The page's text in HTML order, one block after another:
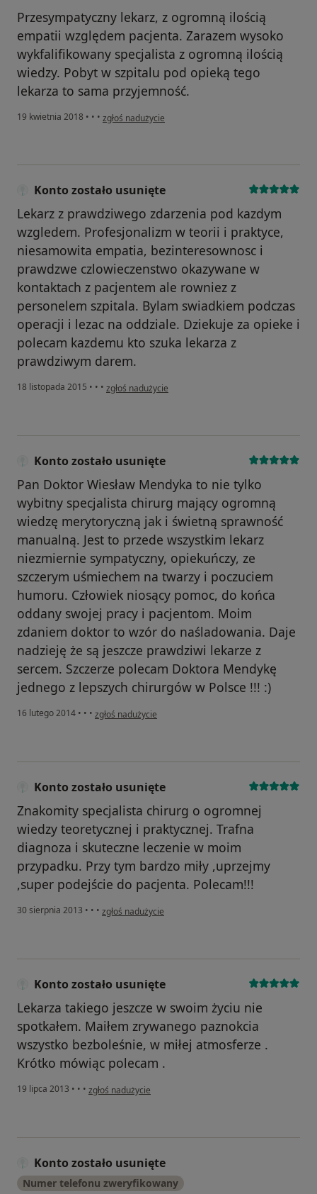
Przesympatyczny lekarz, z ogromną ilością
empatii względem pacjenta. Zarazem wysoko
wykfalifikowany specjalista z ogromną ilością
wiedzy. Pobyt w szpitalu pod opieką tego
lekarza to sama przyjemność.
19 kwietnia 2018 • • • w opinii użytkownika Paula
zgłoś nadużycie
Konto zostało usunięte
Lekarz z prawdziwego zdarzenia pod kazdym
wzgledem. Profesjonalizm w teorii i praktyce,
niesamowita empatia, bezinteresownosc i
prawdzwe czlowieczenstwo okazywane w
kontaktach z pacjentem ale rowniez z
personelem szpitala. Bylam swiadkiem podczas
operacji i lezac na oddziale. Dziekuje za opieke i
polecam kazdemu kto szuka lekarza z
prawdziwym darem.
18 listopada 2015 • • • w opinii użytkownika Konto zostało usunięte
zgłoś nadużycie
Konto zostało usunięte
Pan Doktor Wiesław Mendyka to nie tylko
wybitny specjalista chirurg mający ogromną
wiedzę merytoryczną jak i świetną sprawność
manualną. Jest to przede wszystkim lekarz
niezmiernie sympatyczny, opiekuńczy, ze
szczerym uśmiechem na twarzy i poczuciem
humoru. Człowiek niosący pomoc, do końca
oddany swojej pracy i pacjentom. Moim
zdaniem doktor to wzór do naśladowania. Daje
nadzieję że są jeszcze prawdziwi lekarze z
sercem. Szczerze polecam Doktora Mendykę
jednego z lepszych chirurgów w Polsce !!! :)
16 lutego 2014 • • • w opinii użytkownika Konto zostało usunięte
zgłoś nadużycie
Konto zostało usunięte
Znakomity specjalista chirurg o ogromnej
wiedzy teoretycznej i praktycznej. Trafna
diagnoza i skuteczne leczenie w moim
przypadku. Przy tym bardzo miły ,uprzejmy
,super podejście do pacjenta. Polecam!!!
30 sierpnia 2013 • • • w opinii użytkownika Konto zostało usunięte
zgłoś nadużycie
Konto zostało usunięte
Lekarza takiego jeszcze w swoim życiu nie
spotkałem. Maiłem zrywanego paznokcia
wszystko bezboleśnie, w miłej atmosferze .
Krótko mówiąc polecam .
19 lipca 2013 • • • w opinii użytkownika Konto zostało usunięte
zgłoś nadużycie
Konto zostało usunięte
Numer telefonu zweryfikowany